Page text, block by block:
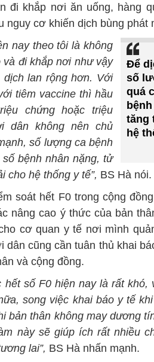
đi khắp nơi ăn uống, hàng
nguy cơ khiến dịch bùng phát
Để
số
quá
tăng
hệ
nay theo tôi là không
đi khắp nơi như vậy
lan rộng hơn. Với
tiêm vaccine thì hầu
chứng hoặc triệu
dân không nên chủ
số lượng ca bệnh
bệnh nhân nặng, tử
cho hệ thống y tế”, BS Hà nói.
soát hết F0 trong cộng
nâng cao ý thức của bản
cơ quan y tế nơi mình
dân cũng cần tuân thủ khai
và cộng đồng.
hết số F0 hiện nay là rất khó,
song việc khai báo y tế
bản thân không may dương
này sẽ giúp ích rất nhiều
lai”, BS Hà nhấn mạnh.